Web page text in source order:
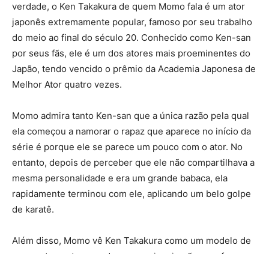
verdade, o Ken Takakura de quem Momo fala é um ator
japonês extremamente popular, famoso por seu trabalho
do meio ao final do século 20. Conhecido como Ken-san
por seus fãs, ele é um dos atores mais proeminentes do
Japão, tendo vencido o prêmio da Academia Japonesa de
Melhor Ator quatro vezes.
Momo admira tanto Ken-san que a única razão pela qual
ela começou a namorar o rapaz que aparece no início da
série é porque ele se parece um pouco com o ator. No
entanto, depois de perceber que ele não compartilhava a
mesma personalidade e era um grande babaca, ela
rapidamente terminou com ele, aplicando um belo golpe
de karatê.
Além disso, Momo vê Ken Takakura como um modelo de